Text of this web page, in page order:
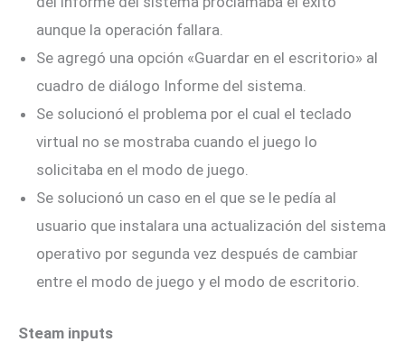
aunque la operación fallara.
Se agregó una opción «Guardar en el escritorio» al
cuadro de diálogo Informe del sistema.
Se solucionó el problema por el cual el teclado
virtual no se mostraba cuando el juego lo
solicitaba en el modo de juego.
Se solucionó un caso en el que se le pedía al
usuario que instalara una actualización del sistema
operativo por segunda vez después de cambiar
entre el modo de juego y el modo de escritorio.
Steam inputs